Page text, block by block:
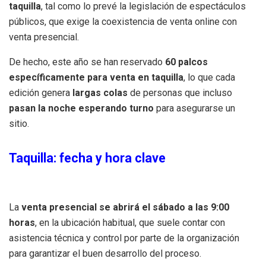
taquilla, tal como lo prevé la legislación de espectáculos
públicos, que exige la coexistencia de venta online con
venta presencial.
De hecho, este año se han reservado 60 palcos
específicamente para venta en taquilla, lo que cada
edición genera largas colas de personas que incluso
pasan la noche esperando turno para asegurarse un
sitio.
Taquilla: fecha y hora clave
La venta presencial se abrirá el sábado a las 9:00
horas, en la ubicación habitual, que suele contar con
asistencia técnica y control por parte de la organización
para garantizar el buen desarrollo del proceso.